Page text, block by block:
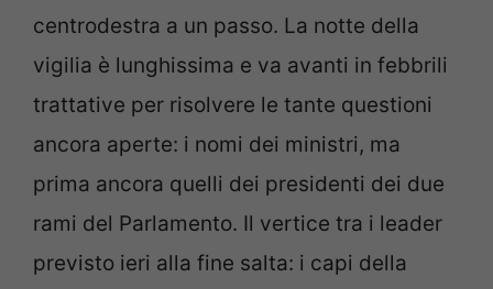
centrodestra a un passo. La notte della
vigilia è lunghissima e va avanti in febbrili
trattative per risolvere le tante questioni
ancora aperte: i nomi dei ministri, ma
prima ancora quelli dei presidenti dei due
rami del Parlamento. Il vertice tra i leader
previsto ieri alla fine salta: i capi della